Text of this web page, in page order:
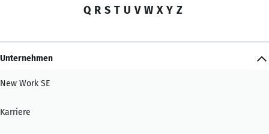
Q R S T U V W X Y Z
Unternehmen
New Work SE
Karriere